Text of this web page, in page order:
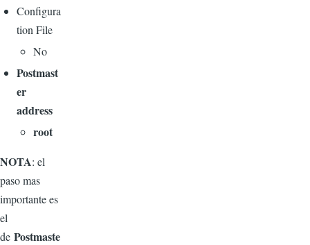
Configura
tion File
No
Postmast
er
address
root
NOTA: el
paso mas
importante es
el
de Postmaste